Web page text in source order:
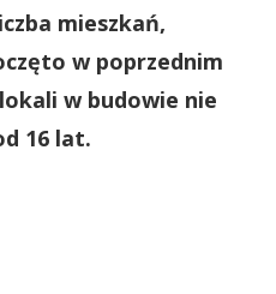
mieszkań,
w poprzednim
w budowie nie
16 lat.